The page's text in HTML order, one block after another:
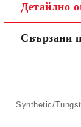
Детайлно
Свързани
Synthetic/